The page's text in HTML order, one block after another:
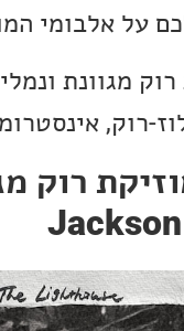
על אלבומי
רוק מגוונת
רוק,
רוק